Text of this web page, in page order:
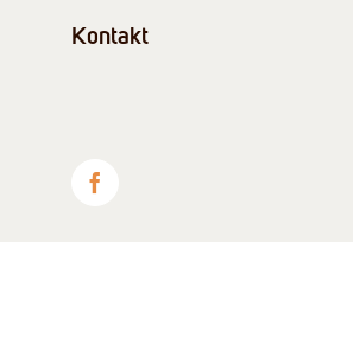
Kontakt
Facebook